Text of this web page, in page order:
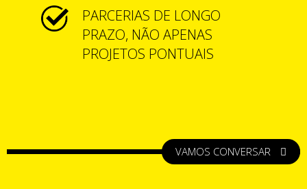
PARCERIAS DE LONGO
PRAZO, NÃO APENAS
PROJETOS PONTUAIS
VAMOS CONVERSAR